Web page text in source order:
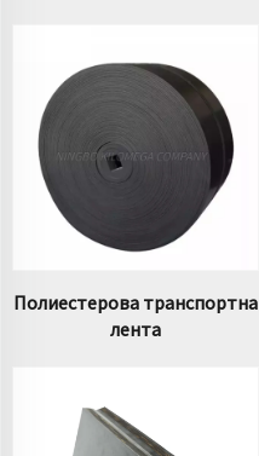
Полиестерова транспортна
лента